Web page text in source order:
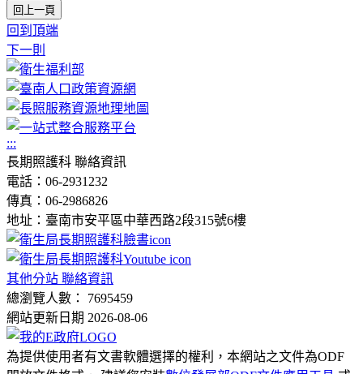
回上一頁
回到頂端
下一則
:::
長期照護科 聯絡資訊
電話：06-2931232
傳真：06-2986826
地址：臺南市安平區中華西路2段315號6樓
其他分站 聯絡資訊
總瀏覽人數： 7695459
網站更新日期 2026-08-06
為提供使用者有文書軟體選擇的權利，本網站之文件為ODF